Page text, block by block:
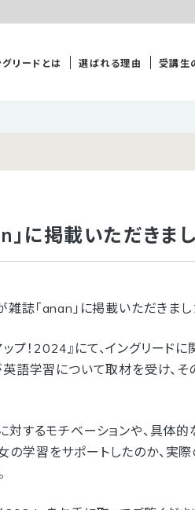
グリードとは 選ばれる理由 受講生
に掲載いただきま
雑誌「anan」に掲載いただきまし
！2024』にて、イングリード
語学習について取材を受け、
するモチベーションや、具体
の学習をサポートしたのか、実